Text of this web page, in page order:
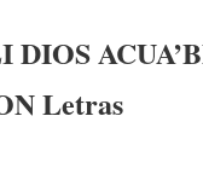
DIOS
Letras